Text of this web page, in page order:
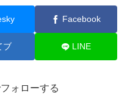
Facebook
ブ LINE
ォローする